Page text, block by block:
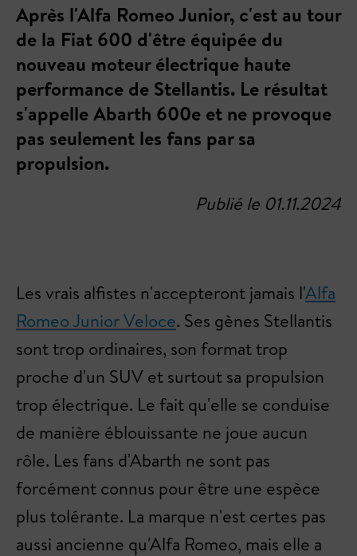
Après l'Alfa Romeo Junior, c'est au tour
de la Fiat 600 d'être équipée du
nouveau moteur électrique haute
performance de Stellantis. Le résultat
s'appelle Abarth 600e et ne provoque
pas seulement les fans par sa
propulsion.
Publié le 01.11.2024
Les vrais alfistes n'accepteront jamais l'Alfa
Romeo Junior Veloce. Ses gènes Stellantis
sont trop ordinaires, son format trop
proche d'un SUV et surtout sa propulsion
trop électrique. Le fait qu'elle se conduise
de manière éblouissante ne joue aucun
rôle. Les fans d'Abarth ne sont pas
forcément connus pour être une espèce
plus tolérante. La marque n'est certes pas
aussi ancienne qu'Alfa Romeo, mais elle a